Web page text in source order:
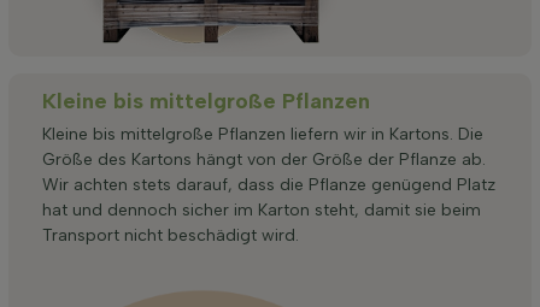
Kleine bis mittelgroße Pflanzen
Kleine bis mittelgroße Pflanzen liefern wir in Kartons. Die
Größe des Kartons hängt von der Größe der Pflanze ab.
Wir achten stets darauf, dass die Pflanze genügend Platz
hat und dennoch sicher im Karton steht, damit sie beim
Transport nicht beschädigt wird.